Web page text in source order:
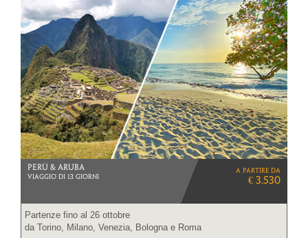
PERù & ARUBA
VIAGGIO DI 13 GIORNI
a partire da
€ 3.530
Partenze fino al 26 ottobre
da Torino, Milano, Venezia, Bologna e Roma